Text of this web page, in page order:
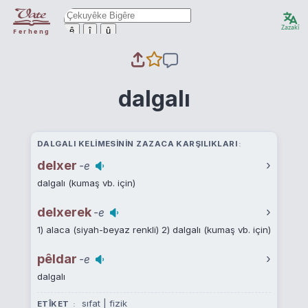
Ferheng ê î û Zazakî
dalgalı
DALGALI KELIMESININ ZAZACA KARŞILIKLARI
delxer -e ›
dalgalı (kumaş vb. için)
delxerek -e ›
1) alaca (siyah-beyaz renkli) 2) dalgalı (kumaş vb. için)
pêldar -e ›
dalgalı
ETÎKET sıfat | fizik